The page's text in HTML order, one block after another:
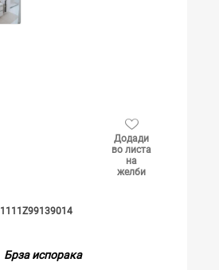
Додади
во листа
на
желби
1111Z99139014
Брза испорака